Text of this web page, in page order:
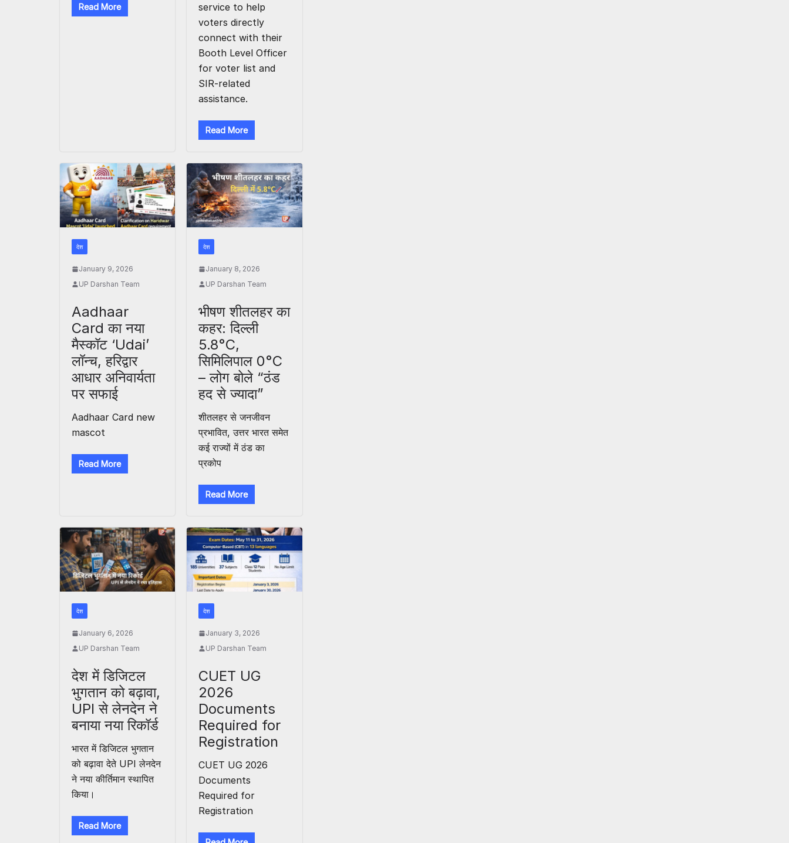
Read More
service to help
voters directly
connect with their
Booth Level Officer
for voter list and
SIR-related
assistance.
Read More
देश
January 9, 2026
UP Darshan Team
Aadhaar
Card का नया
मैस्कॉट ‘Udai’
लॉन्च, हरिद्वार
आधार अनिवार्यता
पर सफाई
Aadhaar Card new
mascot
Read More
देश
January 8, 2026
UP Darshan Team
भीषण शीतलहर का
कहर: दिल्ली
5.8°C,
सिमिलिपाल 0°C
– लोग बोले “ठंड
हद से ज्यादा”
शीतलहर से जनजीवन
प्रभावित, उत्तर भारत समेत
कई राज्यों में ठंड का
प्रकोप
Read More
देश
January 6, 2026
UP Darshan Team
देश में डिजिटल
भुगतान को बढ़ावा,
UPI से लेनदेन ने
बनाया नया रिकॉर्ड
भारत में डिजिटल भुगतान
को बढ़ावा देते UPI लेनदेन
ने नया कीर्तिमान स्थापित
किया।
Read More
देश
January 3, 2026
UP Darshan Team
CUET UG
2026
Documents
Required for
Registration
CUET UG 2026
Documents
Required for
Registration